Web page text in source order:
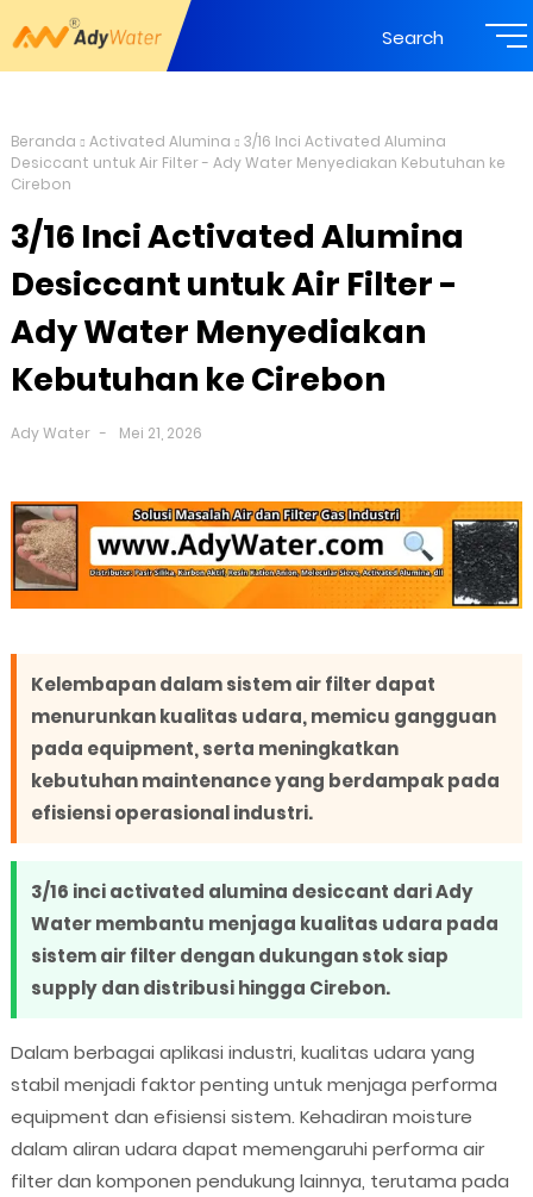
Search
Beranda Activated Alumina
3/16 Inci Activated Alumina
Desiccant untuk Air Filter - Ady Water Menyediakan Kebutuhan ke
Cirebon
3/16 Inci Activated Alumina
Desiccant untuk Air Filter -
Ady Water Menyediakan
Kebutuhan ke Cirebon
Ady Water Mei 21, 2026
Kelembapan dalam sistem air filter dapat
menurunkan kualitas udara, memicu gangguan
pada equipment, serta meningkatkan
kebutuhan maintenance yang berdampak pada
efisiensi operasional industri.
3/16 inci activated alumina desiccant dari Ady
Water membantu menjaga kualitas udara pada
sistem air filter dengan dukungan stok siap
supply dan distribusi hingga Cirebon.
Dalam berbagai aplikasi industri, kualitas udara yang
stabil menjadi faktor penting untuk menjaga performa
equipment dan efisiensi sistem. Kehadiran moisture
dalam aliran udara dapat memengaruhi performa air
filter dan komponen pendukung lainnya, terutama pada